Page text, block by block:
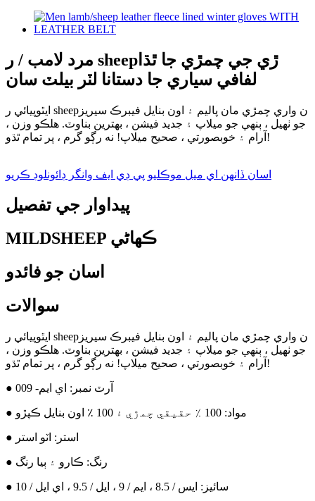
مرد لامب / ر sheepڙي جي چمڙي جا ٿڌا
لفافي سياري جا دستانا لٽر بيلٽ سان
ايٿوپيائي ر sheepن واري چمڙي مان پاليم ۽ اون بنايل فيبرڪ سيريز
جو ٺهيل ، ٻنهي جو ميلاپ ۽ جديد فيشن ، بهترين بناوٽ. هلڪو وزن ،
آرام ۽ خوبصورتي ، صحيح ميلاپ! نه رڳو گرم ، پر تمام ٿڌو!
اسان ڏانهن اي ميل موڪليو پي ڊي ايف وانگر ڊائونلوڊ ڪريو
پيداوار جي تفصيل
MILDSHEEP ڪهاڻي
اسان جو فائدو
سوالات
ايٿوپيائي ر sheepن واري چمڙي مان پاليم ۽ اون بنايل فيبرڪ سيريز
جو ٺهيل ، ٻنهي جو ميلاپ ۽ جديد فيشن ، بهترين بناوٽ. هلڪو وزن ،
آرام ۽ خوبصورتي ، صحيح ميلاپ! نه رڳو گرم ، پر تمام ٿڌو!
● آرٽ نمبر: اي ايم- 009
● مواد: 100 ٪ حقيقي چمڙي ۽ 100 ٪ اون بنايل ڪپڙو
● استر: اٽو استر
● رنگ: ڪارو ۽ ٻيا رنگ
● سائيز: ايس / 8.5 ، ايم / 9 ، ايل / 9.5 ، اي ايل / 10